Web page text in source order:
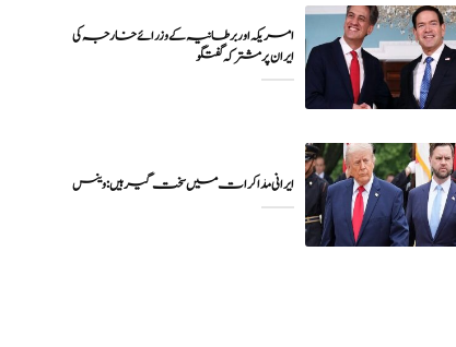
امریکہ اور برطانیہ کے وزرائے خارجہ کی
ایران پر مشترکہ گفتگو
ایرانی مذاکرات میں سخت گیر ہیں: وینس